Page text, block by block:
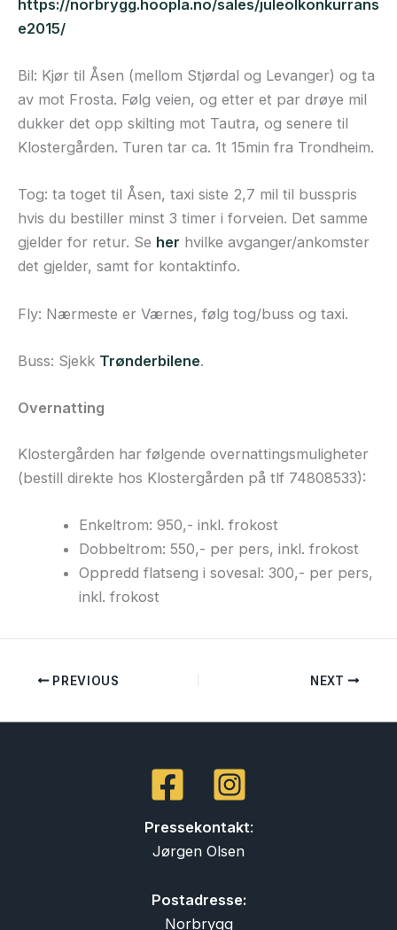
https://norbrygg.hoopla.no/sales/juleolkonkurrans
e2015/
Bil: Kjør til Åsen (mellom Stjørdal og Levanger) og ta
av mot Frosta. Følg veien, og etter et par drøye mil
dukker det opp skilting mot Tautra, og senere til
Klostergården. Turen tar ca. 1t 15min fra Trondheim.
Tog: ta toget til Åsen, taxi siste 2,7 mil til busspris
hvis du bestiller minst 3 timer i forveien. Det samme
gjelder for retur. Se her hvilke avganger/ankomster
det gjelder, samt for kontaktinfo.
Fly: Nærmeste er Værnes, følg tog/buss og taxi.
Buss: Sjekk Trønderbilene.
Overnatting
Klostergården har følgende overnattingsmuligheter
(bestill direkte hos Klostergården på tlf 74808533):
Enkeltrom: 950,- inkl. frokost
Dobbeltrom: 550,- per pers, inkl. frokost
Oppredd flatseng i sovesal: 300,- per pers,
inkl. frokost
PREVIOUS NEXT
Pressekontakt:
Jørgen Olsen
Postadresse:
Norbrygg